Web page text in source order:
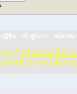
ปฏิทิน เข้าสู่ระบบ สมัครสม
แวร์ หรือส่วนหนึ่งส่ว
(PM) หากพบเห็นท่า